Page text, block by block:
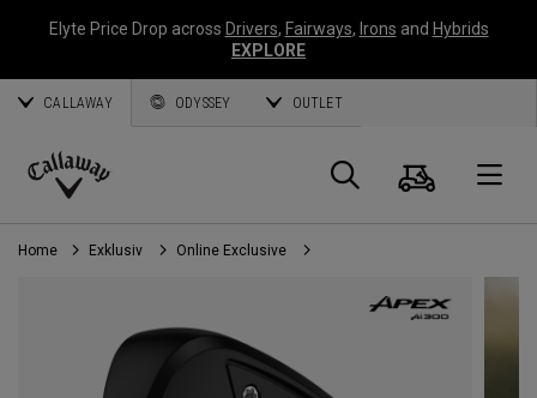
Elyte Price Drop across Drivers, Fairways, Irons and Hybrids
EXPLORE
CALLAWAY ODYSSEY OUTLET
Callaway
Golf
Suche
Home Exklusiv Online Exclusive